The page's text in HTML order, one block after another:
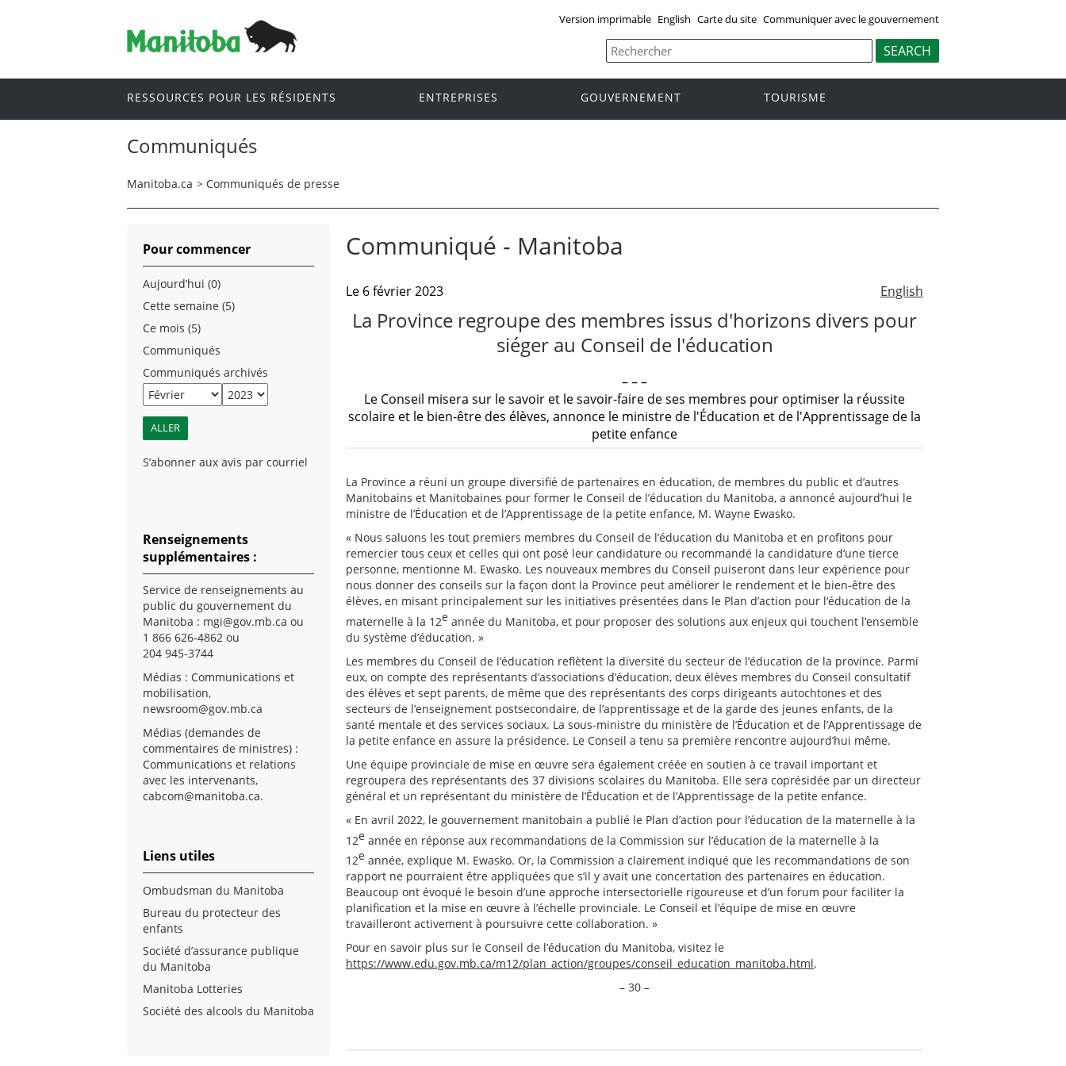
Version imprimable English Carte du site Communiquer avec le gouvernement
RESSOURCES POUR LES RÉSIDENTS ENTREPRISES GOUVERNEMENT TOURISME
Communiqués
Manitoba.ca > Communiqués de presse
Communiqué - Manitoba
English
Le 6 février 2023
La Province regroupe des membres issus d'horizons divers pour
siéger au Conseil de l'éducation
– – –
Le Conseil misera sur le savoir et le savoir-faire de ses membres pour optimiser la réussite
scolaire et le bien-être des élèves, annonce le ministre de l'Éducation et de l'Apprentissage de la
petite enfance
La Province a réuni un groupe diversifié de partenaires en éducation, de membres du public et d’autres
Manitobains et Manitobaines pour former le Conseil de l’éducation du Manitoba, a annoncé aujourd’hui le
ministre de l’Éducation et de l’Apprentissage de la petite enfance, M. Wayne Ewasko.
« Nous saluons les tout premiers membres du Conseil de l’éducation du Manitoba et en profitons pour
remercier tous ceux et celles qui ont posé leur candidature ou recommandé la candidature d’une tierce
personne, mentionne M. Ewasko. Les nouveaux membres du Conseil puiseront dans leur expérience pour
nous donner des conseils sur la façon dont la Province peut améliorer le rendement et le bien-être des
élèves, en misant principalement sur les initiatives présentées dans le Plan d’action pour l’éducation de la
maternelle à la 12e année du Manitoba, et pour proposer des solutions aux enjeux qui touchent l’ensemble
du système d’éducation. »
Les membres du Conseil de l’éducation reflètent la diversité du secteur de l’éducation de la province. Parmi
eux, on compte des représentants d’associations d’éducation, deux élèves membres du Conseil consultatif
des élèves et sept parents, de même que des représentants des corps dirigeants autochtones et des
secteurs de l’enseignement postsecondaire, de l’apprentissage et de la garde des jeunes enfants, de la
santé mentale et des services sociaux. La sous-ministre du ministère de l’Éducation et de l’Apprentissage de
la petite enfance en assure la présidence. Le Conseil a tenu sa première rencontre aujourd’hui même.
Une équipe provinciale de mise en œuvre sera également créée en soutien à ce travail important et
regroupera des représentants des 37 divisions scolaires du Manitoba. Elle sera coprésidée par un directeur
général et un représentant du ministère de l’Éducation et de l’Apprentissage de la petite enfance.
« En avril 2022, le gouvernement manitobain a publié le Plan d’action pour l’éducation de la maternelle à la
12e année en réponse aux recommandations de la Commission sur l’éducation de la maternelle à la
12e année, explique M. Ewasko. Or, la Commission a clairement indiqué que les recommandations de son
rapport ne pourraient être appliquées que s’il y avait une concertation des partenaires en éducation.
Beaucoup ont évoqué le besoin d’une approche intersectorielle rigoureuse et d’un forum pour faciliter la
planification et la mise en œuvre à l’échelle provinciale. Le Conseil et l’équipe de mise en œuvre
travailleront activement à poursuivre cette collaboration. »
Pour en savoir plus sur le Conseil de l’éducation du Manitoba, visitez le
https://www.edu.gov.mb.ca/m12/plan_action/groupes/conseil_education_manitoba.html.
– 30 –
Pour commencer
Aujourd’hui (0)
Cette semaine (5)
Ce mois (5)
Communiqués
Communiqués archivés
S’abonner aux avis par courriel
Renseignements
supplémentaires :
Service de renseignements au
public du gouvernement du
Manitoba : mgi@gov.mb.ca ou
1 866 626-4862 ou
204 945-3744
Médias : Communications et
mobilisation,
newsroom@gov.mb.ca
Médias (demandes de
commentaires de ministres) :
Communications et relations
avec les intervenants,
cabcom@manitoba.ca.
Liens utiles
Ombudsman du Manitoba
Bureau du protecteur des
enfants
Société d’assurance publique
du Manitoba
Manitoba Lotteries
Société des alcools du Manitoba